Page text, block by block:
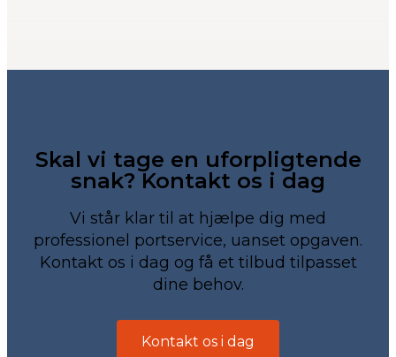
Skal vi tage en uforpligtende
snak? Kontakt os i dag
Vi står klar til at hjælpe dig med
professionel portservice, uanset opgaven.
Kontakt os i dag og få et tilbud tilpasset
dine behov.
Kontakt os i dag